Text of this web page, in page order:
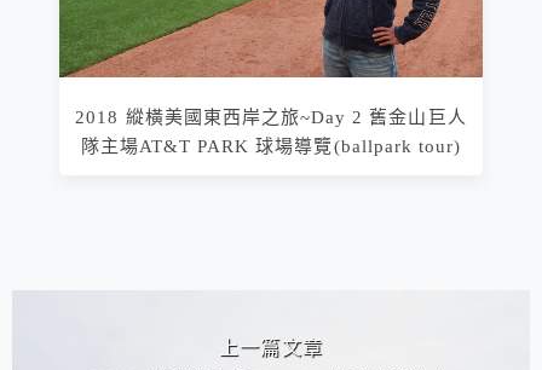
2018 縱橫美國東西岸之旅~Day 2 舊金山巨人
隊主場AT&T PARK 球場導覽(ballpark tour)
上一篇文章